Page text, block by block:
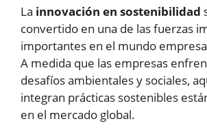
La innovación en sostenibilidad
convertido en una de las fuerzas
importantes en el mundo
A medida que las empresas
desafíos ambientales y sociales,
integran prácticas sostenibles
en el mercado global.